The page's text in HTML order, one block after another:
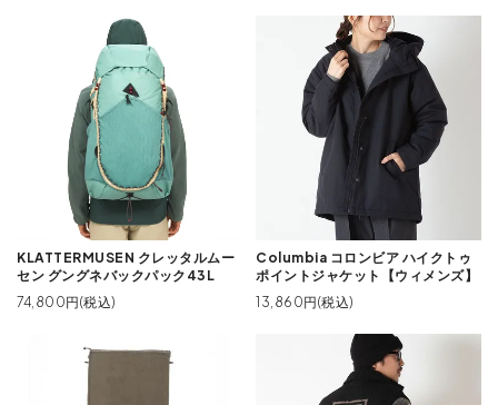
KLATTERMUSEN クレッタルムー
セン グングネバックパック43L
74,800円(税込)
Columbia コロンビア ハイクトゥ
ポイントジャケット【ウィメンズ】
13,860円(税込)